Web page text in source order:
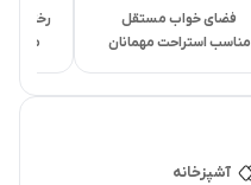
فضای خواب مستقل
مناسب استراحت مهمانان
مناسب
آشپزخانه